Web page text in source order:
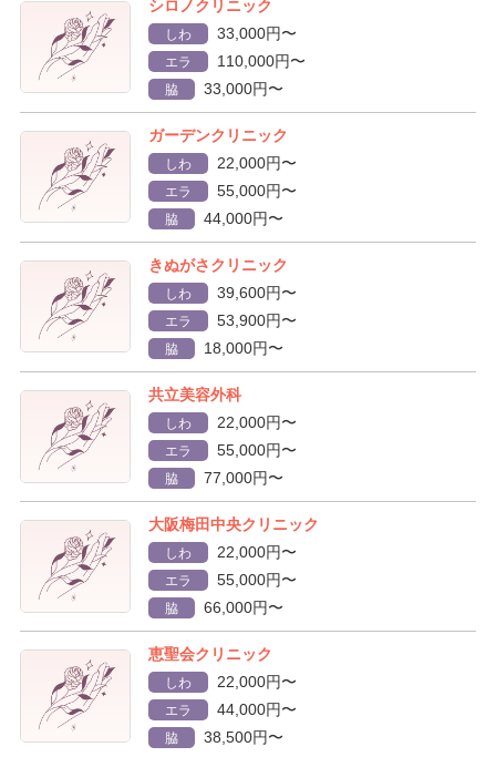
シロノクリニック
しわ 33,000円〜
エラ 110,000円〜
脇 33,000円〜
ガーデンクリニック
しわ 22,000円〜
エラ 55,000円〜
脇 44,000円〜
きぬがさクリニック
しわ 39,600円〜
エラ 53,900円〜
脇 18,000円〜
共立美容外科
しわ 22,000円〜
エラ 55,000円〜
脇 77,000円〜
大阪梅田中央クリニック
しわ 22,000円〜
エラ 55,000円〜
脇 66,000円〜
恵聖会クリニック
しわ 22,000円〜
エラ 44,000円〜
脇 38,500円〜